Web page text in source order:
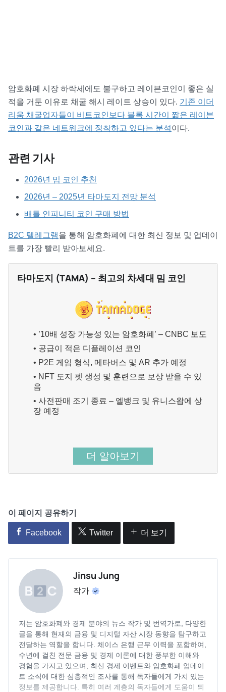
암호화폐 시장 하락세에도 불구하고 레이븐코인이 좋은 실
적을 거둔 이유로 채굴 해시 레이트 상승이 있다. 기존 이더
리움 채굴업자들이 비트코인보다 블록 시간이 짧은 레이븐
코인과 같은 네트워크에 정착하고 있다는 분석이다.
관련 기사
2026년 밈 코인 추천
2026년 – 2025년 타마도지 전망 분석
배틀 인피니티 코인 구매 방법
B2C 텔레그램을 통해 암호화폐에 대한 최신 정보 및 업데이
트를 가장 빨리 받아보세요.
타마도지 (TAMA) – 최고의 차세대 밈 코인
• ’10배 성장 가능성 있는 암호화폐’ – CNBC 보도
• 공급이 적은 디플레이션 코인
• P2E 게임 형식, 메타버스 및 AR 추가 예정
• NFT 도지 펫 생성 및 훈련으로 보상 받을 수 있
음
• 사전판매 조기 종료 – 엘뱅크 및 유니스왑에 상
장 예정
더 알아보기
이 페이지 공유하기
Facebook Twitter 더 보기
Jinsu Jung
작가
저는 암호화폐와 경제 분야의 뉴스 작가 및 번역가로, 다양한
글을 통해 현재의 금융 및 디지털 자산 시장 동향을 탐구하고
전달하는 역할을 합니다. 체이스 은행 근무 이력을 포함하여,
수년에 걸친 전문 금융 및 경제 이론에 대한 풍부한 이해와
경험을 가지고 있으며, 최신 경제 이벤트와 암호화폐 업데이
트 소식에 대한 심층적인 조사를 통해 독자들에게 가치 있는
정보를 제공합니다. 특히 여러 계층의 독자들에게 도움이 되